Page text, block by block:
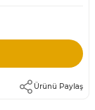
Ürünü Paylaş